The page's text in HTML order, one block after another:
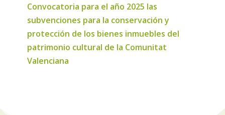
Convocatoria para el año 2025 las
subvenciones para la conservación y
protección de los bienes inmuebles del
patrimonio cultural de la Comunitat
Valenciana